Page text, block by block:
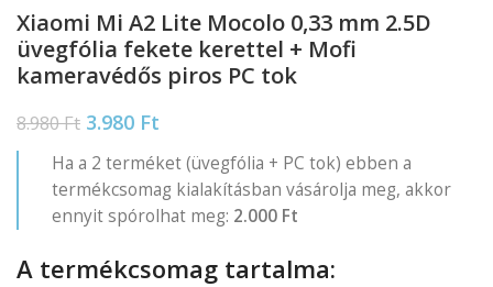
Xiaomi Mi A2 Lite Mocolo 0,33 mm 2.5D
üvegfólia fekete kerettel + Mofi
kameravédős piros PC tok
8.980Ft 3.980 Ft
Ha a 2 terméket (üvegfólia + PC tok) ebben a
termékcsomag kialakításban vásárolja meg, akkor
ennyit spórolhat meg: 2.000 Ft
A termékcsomag tartalma: